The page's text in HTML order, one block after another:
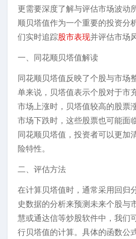
更需要深度了解与评估市场波动
顺贝塔值作为一个重要的投资分
们实时追踪股市表现并评估市场
一、同花顺贝塔值解读
同花顺贝塔值反映了个股与市场
单来说，贝塔值表示个股对于市
市场上涨时，贝塔值较高的股票
市场下跌时，这些股票也可能面
同花顺贝塔值，投资者可以更加
险特性。
二、评估方法
在计算贝塔值时，通常采用回归
史数据的分析来预测未来个股与
慧或通达信等炒股软件中，我们
行贝塔值的计算。具体的函数公